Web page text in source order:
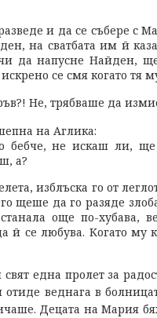
и да се събере с
на сватбата им й
да напусне Найден,
се смя когато тя
Не, трябваше да
на Аглика:
бебче, не искаш ли,
а?
изблъска го от
щеше да го разяде
още по-хубава,
й се любува. Когато
една пролет за
веднага в
Децата на Мария